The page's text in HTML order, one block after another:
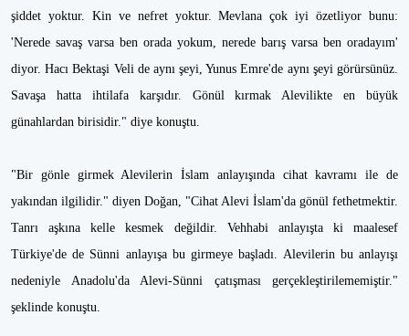
şiddet yoktur. Kin ve nefret yoktur. Mevlana çok iyi özetliyor bunu:
'Nerede savaş varsa ben orada yokum, nerede barış varsa ben oradayım'
diyor. Hacı Bektaşi Veli de aynı şeyi, Yunus Emre'de aynı şeyi görürsünüz.
Savaşa hatta ihtilafa karşıdır. Gönül kırmak Alevilikte en büyük
günahlardan birisidir." diye konuştu.
"Bir gönle girmek Alevilerin İslam anlayışında cihat kavramı ile de
yakından ilgilidir." diyen Doğan, "Cihat Alevi İslam'da gönül fethetmektir.
Tanrı aşkına kelle kesmek değildir. Vehhabi anlayışta ki maalesef
Türkiye'de de Sünni anlayışa bu girmeye başladı. Alevilerin bu anlayışı
nedeniyle Anadolu'da Alevi-Sünni çatışması gerçekleştirilememiştir."
şeklinde konuştu.